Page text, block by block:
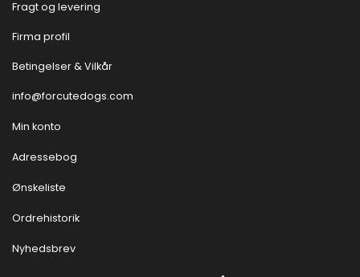
Fragt og levering
Firma profil
Betingelser & Vilkår
info@forcutedogs.com
Min konto
Adressebog
Ønskeliste
Ordrehistorik
Nyhedsbrev